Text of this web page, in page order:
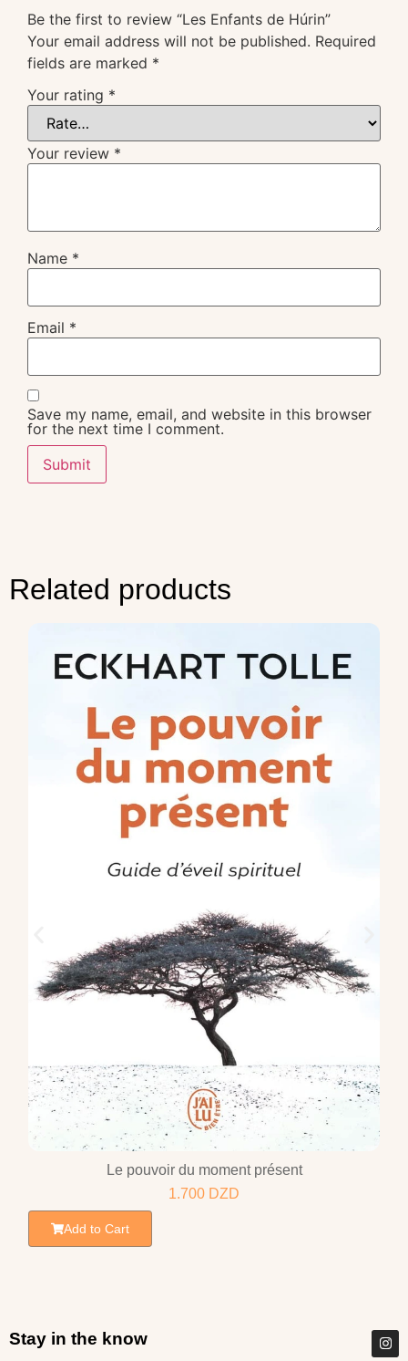
Be the first to review “Les Enfants de Húrin”
Your email address will not be published. Required
fields are marked *
Your rating *
Your review *
Name *
Email *
Save my name, email, and website in this browser
for the next time I comment.
Related products
Le pouvoir du moment présent
1.700 DZD
Add to Cart
Stay in the know